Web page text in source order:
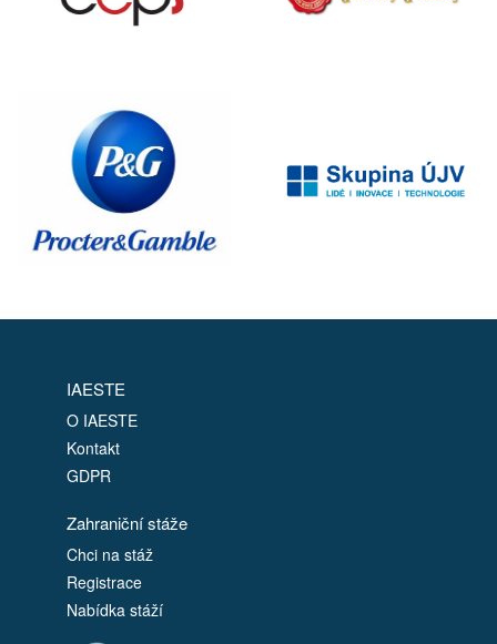
IAESTE
O IAESTE
Kontakt
GDPR
Zahraniční stáže
Chci na stáž
Registrace
Nabídka stáží